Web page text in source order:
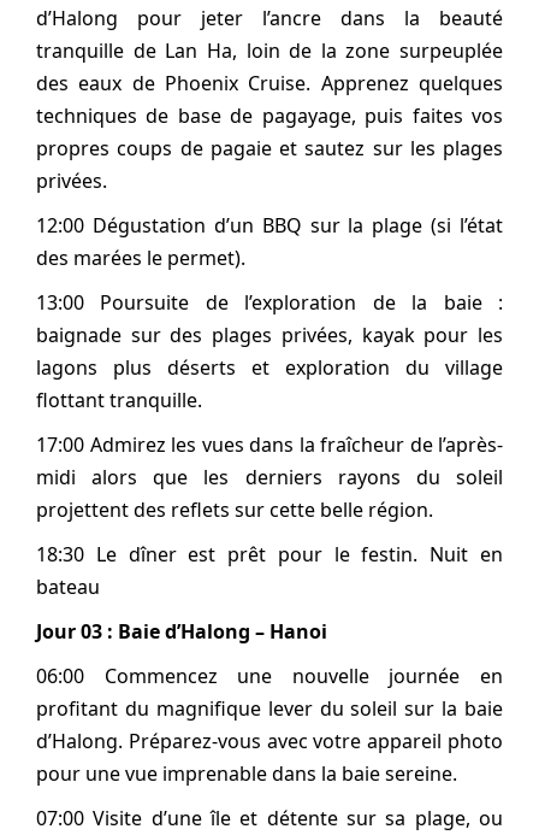
d’Halong pour jeter l’ancre dans la beauté
tranquille de Lan Ha, loin de la zone surpeuplée
des eaux de Phoenix Cruise. Apprenez quelques
techniques de base de pagayage, puis faites vos
propres coups de pagaie et sautez sur les plages
privées.
12:00 Dégustation d’un BBQ sur la plage (si l’état
des marées le permet).
13:00 Poursuite de l’exploration de la baie :
baignade sur des plages privées, kayak pour les
lagons plus déserts et exploration du village
flottant tranquille.
17:00 Admirez les vues dans la fraîcheur de l’après-
midi alors que les derniers rayons du soleil
projettent des reflets sur cette belle région.
18:30 Le dîner est prêt pour le festin. Nuit en
bateau
Jour 03 : Baie d’Halong – Hanoi
06:00 Commencez une nouvelle journée en
profitant du magnifique lever du soleil sur la baie
d’Halong. Préparez-vous avec votre appareil photo
pour une vue imprenable dans la baie sereine.
07:00 Visite d’une île et détente sur sa plage, ou